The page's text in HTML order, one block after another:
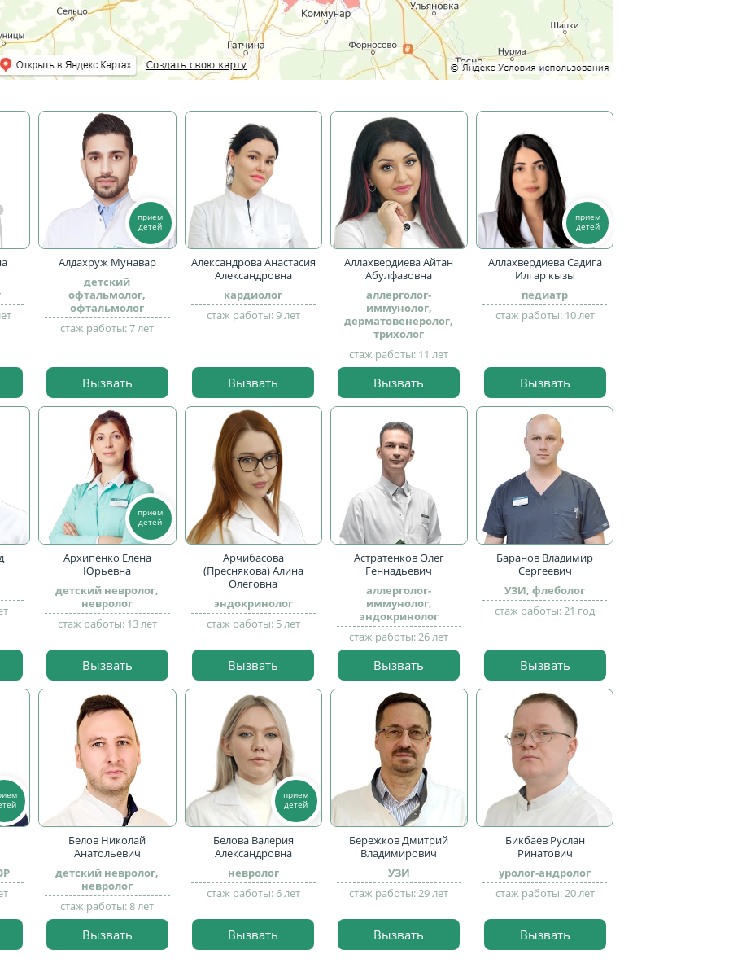
прием
детей
Алдахруж Мунавар
детский
офтальмолог,
офтальмолог
стаж работы: 7 лет
Вызвать
Александрова Анастасия
Александровна
кардиолог
стаж работы: 9 лет
Вызвать
Аллахвердиева Айтан
Абулфазовна
аллерголог-
иммунолог,
дерматовенеролог,
трихолог
стаж работы: 11 лет
Вызвать
прием
детей
Аллахвердиева Садига
Илгар кызы
педиатр
стаж работы: 10 лет
Вызвать
прием
детей
Архипенко Елена
Юрьевна
детский невролог,
невролог
стаж работы: 13 лет
Вызвать
Арчибасова
(Преснякова) Алина
Олеговна
эндокринолог
стаж работы: 5 лет
Вызвать
Астратенков Олег
Геннадьевич
аллерголог-
иммунолог,
эндокринолог
стаж работы: 26 лет
Вызвать
Баранов Владимир
Сергеевич
УЗИ, флеболог
стаж работы: 21 год
Вызвать
Белов Николай
Анатольевич
детский невролог,
невролог
стаж работы: 8 лет
Вызвать
прием
детей
Белова Валерия
Александровна
невролог
стаж работы: 6 лет
Вызвать
Бережков Дмитрий
Владимирович
УЗИ
стаж работы: 29 лет
Вызвать
Бикбаев Руслан
Ринатович
уролог-андролог
стаж работы: 20 лет
Вызвать